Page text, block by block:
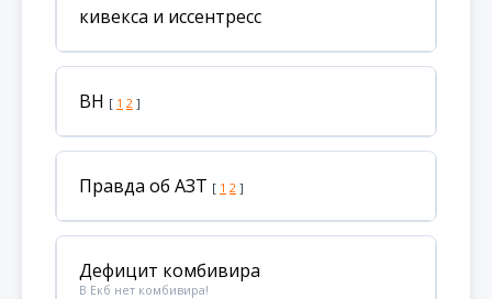
кивекса и иссентресс
ВН [ 1 2 ]
Правда об АЗТ [ 1 2 ]
Дефицит комбивира
В Екб нет комбивира!